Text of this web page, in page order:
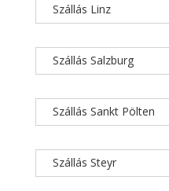
Szállás Linz
Szállás Salzburg
Szállás Sankt Pölten
Szállás Steyr